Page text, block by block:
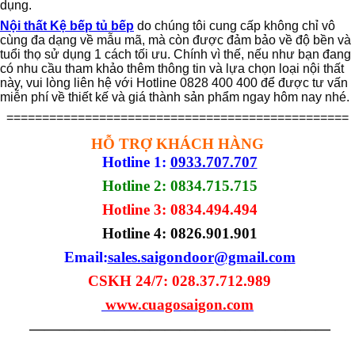
dụng.
Nội thất Kệ bếp tủ bếp do chúng tôi cung cấp không chỉ vô
cùng đa dạng về mẫu mã, mà còn được đảm bảo về độ bền và
tuổi thọ sử dụng 1 cách tối ưu. Chính vì thế, nếu như bạn đang
có nhu cầu tham khảo thêm thông tin và lựa chọn loại nội thất
này, vui lòng liên hệ với Hotline 0828 400 400 để được tư vấn
miễn phí về thiết kế và giá thành sản phẩm ngay hôm nay nhé.
================================================
HỖ TRỢ KHÁCH HÀNG
Hotline 1: 0933.707.707
Hotline 2: 0834.715.715
Hotline 3: 0834.494.494
Hotline 4: 0826.901.901
Email:sales.saigondoor@gmail.com
CSKH 24/7: 028.37.712.989
www.cuagosaigon.com
————————————————————